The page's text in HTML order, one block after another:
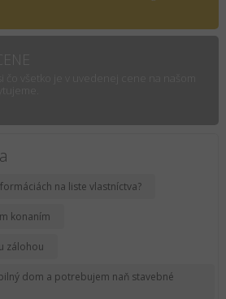
na liste vlastníctva?
konaním
zálohou
dom a potrebujem naň stavebné